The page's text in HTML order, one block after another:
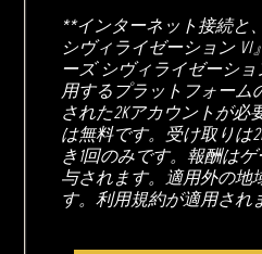
**インターネット接続と
シヴィライゼーション
ーズ シヴィライゼーシ
用するプラットフォーム
された2Kアカウントが必
は無料です。受け取りは
き1回のみです。報酬は
与されます。適用外の地
す。利用規約が適用され